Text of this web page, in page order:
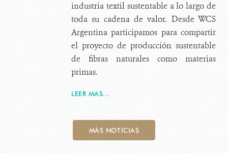
industria textil sustentable a lo largo de
toda su cadena de valor. Desde WCS
Argentina participamos para compartir
el proyecto de producción sustentable
de fibras naturales como materias
primas.
LEER MAS...
MÁS NOTICIAS